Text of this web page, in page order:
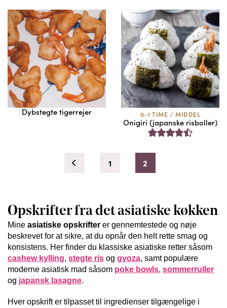
Dybstegte tigerrejer 0-1 TIME / MIDDEL
Onigiri (japanske risboller)
1 2
Opskrifter fra det asiatiske køkken
Mine asiatiske opskrifter er gennemtestede og nøje
beskrevet for at sikre, at du opnår den helt rette smag og
konsistens. Her finder du klassiske asiatiske retter såsom
cashew kylling, stegte ris og gyoza, samt populære
moderne asiatisk mad såsom poke bowls, sommerruller
og japansk lasagne.
Hver opskrift er tilpasset til ingredienser tilgængelige i